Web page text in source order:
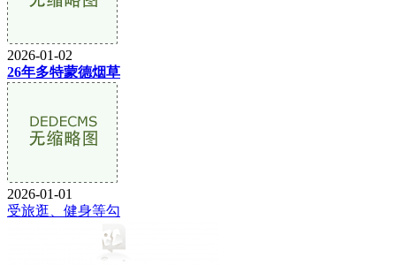
2026-01-02
26年多特蒙德烟草
2026-01-01
受旅逛、健身等勾